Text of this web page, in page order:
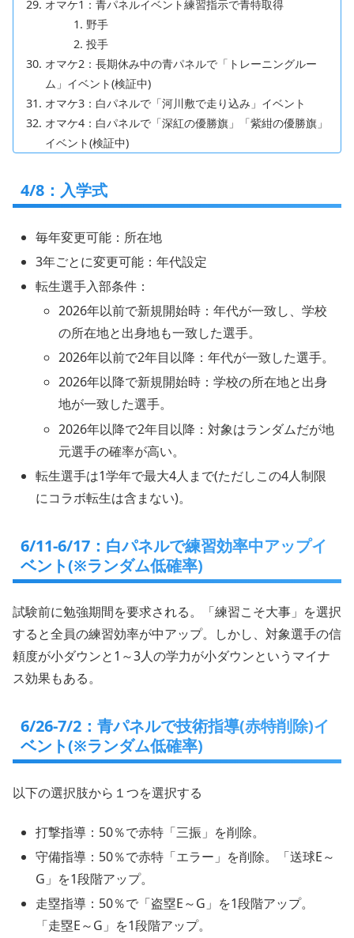
オマケ1：青パネルイベント練習指示で青特取得
野手
投手
オマケ2：長期休み中の青パネルで「トレーニングルー
ム」イベント(検証中)
オマケ3：白パネルで「河川敷で走り込み」イベント
オマケ4：白パネルで「深紅の優勝旗」「紫紺の優勝旗」
イベント(検証中)
4/8：入学式
毎年変更可能：所在地
3年ごとに変更可能：年代設定
転生選手入部条件：
2026年以前で新規開始時：年代が一致し、学校
の所在地と出身地も一致した選手。
2026年以前で2年目以降：年代が一致した選手。
2026年以降で新規開始時：学校の所在地と出身
地が一致した選手。
2026年以降で2年目以降：対象はランダムだが地
元選手の確率が高い。
転生選手は1学年で最大4人まで(ただしこの4人制限
にコラボ転生は含まない)。
6/11-6/17：白パネルで練習効率中アップイ
ベント(※ランダム低確率)
試験前に勉強期間を要求される。「練習こそ大事」を選択
すると全員の練習効率が中アップ。しかし、対象選手の信
頼度が小ダウンと1～3人の学力が小ダウンというマイナ
ス効果もある。
6/26-7/2：青パネルで技術指導(赤特削除)イ
ベント(※ランダム低確率)
以下の選択肢から１つを選択する
打撃指導：50％で赤特「三振」を削除。
守備指導：50％で赤特「エラー」を削除。「送球E～
G」を1段階アップ。
走塁指導：50％で「盗塁E～G」を1段階アップ。
「走塁E～G」を1段階アップ。